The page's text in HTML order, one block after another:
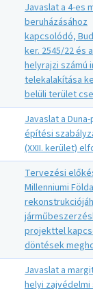
Javaslat a 4-es
beruházásához
kapcsolódó,
ker. 2545/22 és
helyrajzi számú
telekalakítása
belüli terület
Javaslat a
építési
(XXII. kerület)
Tervezési
Millenniumi
projekttel
döntések
Javaslat a
helyi